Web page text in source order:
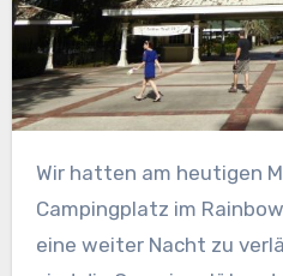
Wir hatten am heutigen Morgen versucht den
Campingplatz im
eine weiter Nacht zu